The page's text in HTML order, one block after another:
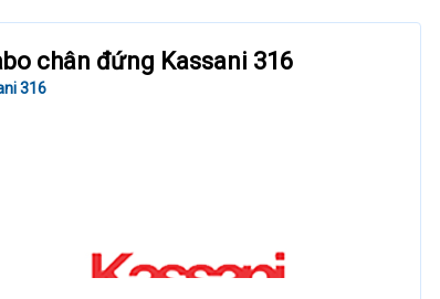
chân đứng Kassani 316
316